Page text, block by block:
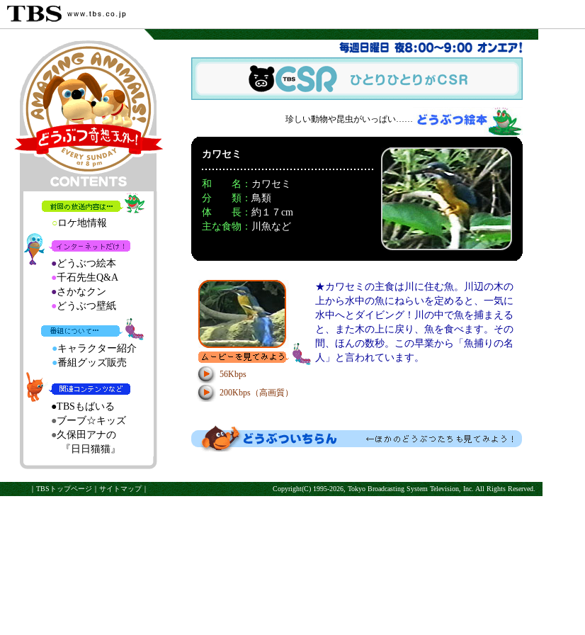
○ロケ地情報
●どうぶつ絵本
●千石先生Q&A
●さかなクン
●どうぶつ壁紙
●キャラクター紹介
●番組グッズ販売
●TBSもばいる
●ブーブ☆キッズ
●久保田アナの
『日日猫猫』
珍しい動物や昆虫がいっぱい……
カワセミ
和 名： カワセミ
分 類： 鳥類
体 長： 約１７cm
主な食物： 川魚など
56Kbps
200Kbps（高画質）
★カワセミの主食は川に住む魚。川辺の木の
上から水中の魚にねらいを定めると、一気に
水中へとダイビング！川の中で魚を捕まえる
と、また木の上に戻り、魚を食べます。その
間、ほんの数秒。この早業から「魚捕りの名
人」と言われています。
｜TBSトップページ ｜サイトマップ｜ Copyright(C)1995-2026, Tokyo Broadcasting System Television, Inc. All Rights Reserved.